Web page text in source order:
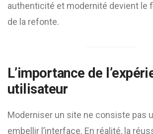
authenticité et modernité devient le
de la refonte.
L’importance de
utilisateur
Moderniser un site ne consiste pas
embellir l’interface. En réalité, la